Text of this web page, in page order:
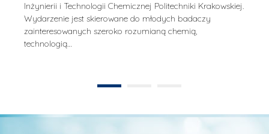
Inżynierii i Technologii Chemicznej Politechniki Krakowskiej.
Wydarzenie jest skierowane do młodych badaczy
zainteresowanych szeroko rozumianą chemią,
technologią…